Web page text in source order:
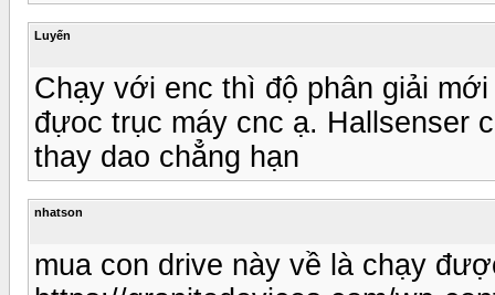
Luyến
Chạy với enc thì độ phân giải
đựoc trục máy cnc ạ. Hallsenser
thay dao chẳng hạn
nhatson
mua con drive này về là chạy